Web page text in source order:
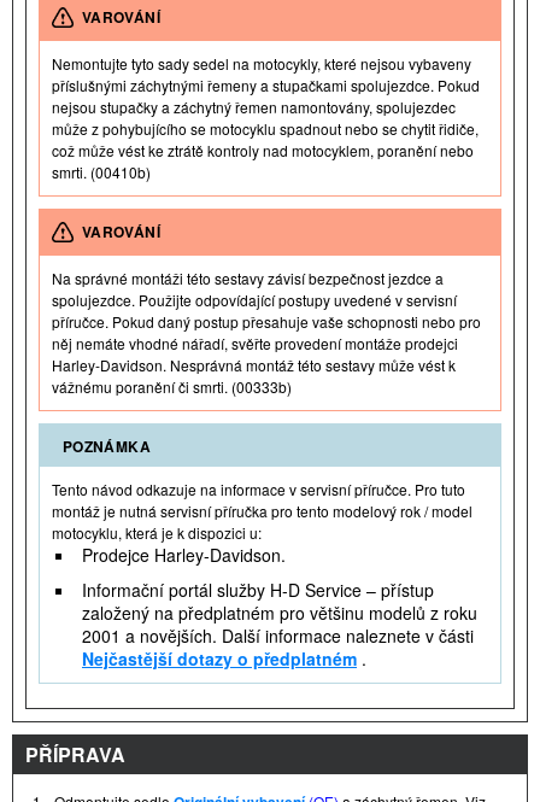
VAROVÁNÍ
Nemontujte tyto sady sedel na motocykly, které nejsou vybaveny
příslušnými záchytnými řemeny a stupačkami spolujezdce. Pokud
nejsou stupačky a záchytný řemen namontovány, spolujezdec
může z pohybujícího se motocyklu spadnout nebo se chytit řidiče,
což může vést ke ztrátě kontroly nad motocyklem, poranění nebo
smrti. (00410b)
VAROVÁNÍ
Na správné montáži této sestavy závisí bezpečnost jezdce a
spolujezdce. Použijte odpovídající postupy uvedené v servisní
příručce. Pokud daný postup přesahuje vaše schopnosti nebo pro
něj nemáte vhodné nářadí, svěřte provedení montáže prodejci
Harley-Davidson. Nesprávná montáž této sestavy může vést k
vážnému poranění či smrti. (00333b)
POZNÁMKA
Tento návod odkazuje na informace v servisní příručce. Pro tuto
montáž je nutná servisní příručka pro tento modelový rok / model
motocyklu, která je k dispozici u:
Prodejce Harley-Davidson.
Informační portál služby H-D Service – přístup
založený na předplatném pro většinu modelů z roku
2001 a novějších. Další informace naleznete v části
Nejčastější dotazy o předplatném .
PŘÍPRAVA